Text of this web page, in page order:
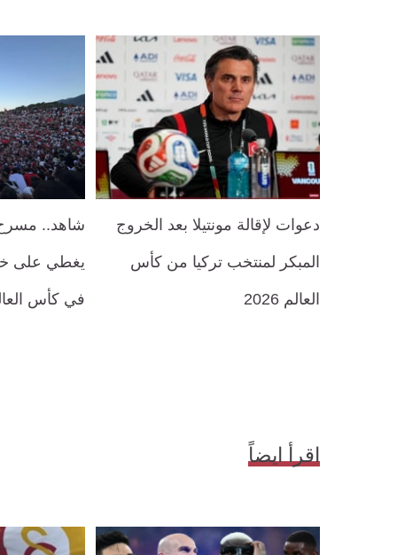
دعوات لإقالة مونتيلا بعد الخروج
المبكر لمنتخب تركيا من كأس
العالم 2026
شاهد.. مسرح
يغطي على
في كأس
اقرأ ايضاً